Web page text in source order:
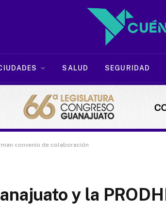
SALUD SEGURIDAD
convenio de colaboración
y la